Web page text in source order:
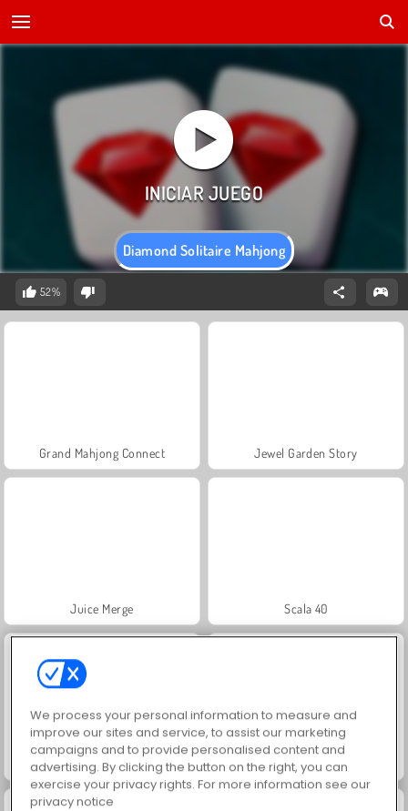
Diamond Solitaire Mahjong
52%
Grand Mahjong Connect Jewel Garden Story
Juice Merge Scala 40
Solitaire Social Trollface Quest: USA 2
We process your personal information to measure and
improve our sites and service, to assist our marketing
campaigns and to provide personalised content and
advertising. By clicking the button on the right, you can
exercise your privacy rights. For more information see our
privacy notice